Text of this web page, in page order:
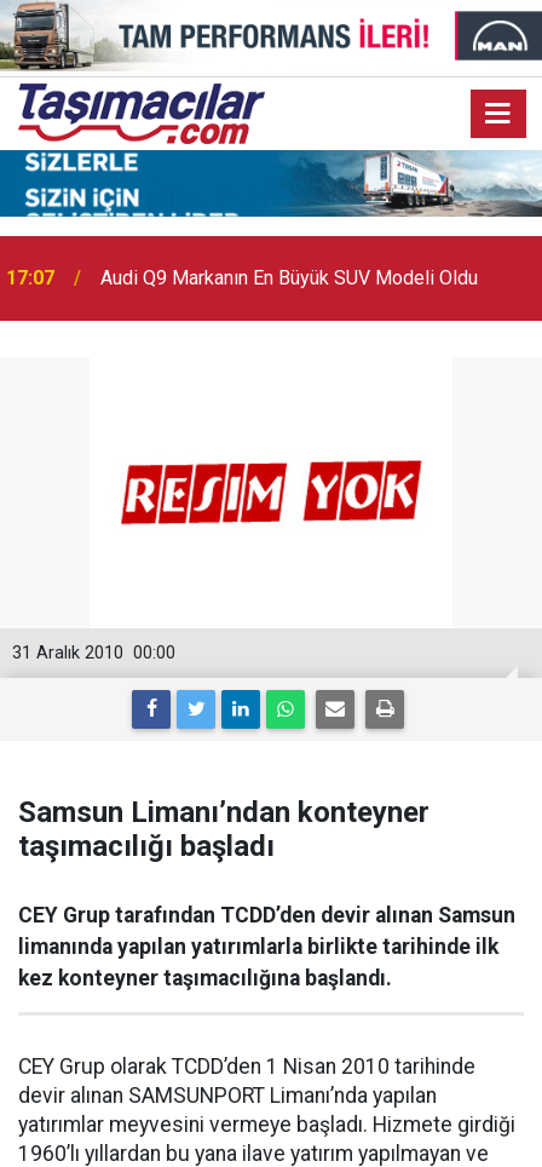
17:03 Toyota Otomotiv Sanayi Türkiye Üretime Ara Veriyor
00:00
31 Aralık 2010
Samsun Limanı’ndan konteyner
taşımacılığı başladı
CEY Grup tarafından TCDD’den devir alınan Samsun
limanında yapılan yatırımlarla birlikte tarihinde ilk
kez konteyner taşımacılığına başlandı.
CEY Grup olarak TCDD’den 1 Nisan 2010 tarihinde
devir alınan SAMSUNPORT Limanı’nda yapılan
yatırımlar meyvesini vermeye başladı. Hizmete girdiği
1960’lı yıllardan bu yana ilave yatırım yapılmayan ve